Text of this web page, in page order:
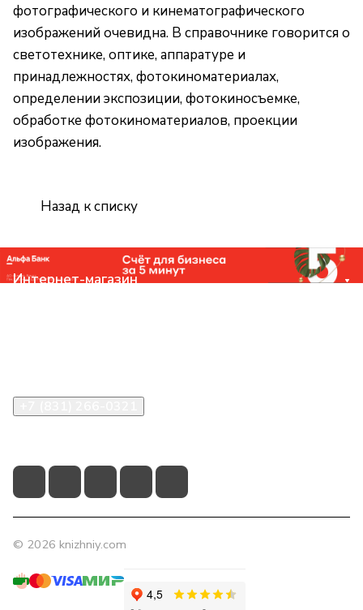
фотографического и кинематографического
изображений очевидна. В справочнике говорится о
светотехнике, оптике, аппаратуре и
принадлежностях, фотокиноматериалах,
определении экспозиции, фотокиносъемке,
обработке фотокиноматериалов, проекции
изображения.
Назад к списку
Интернет-магазин
© 2026 knizhniy.com